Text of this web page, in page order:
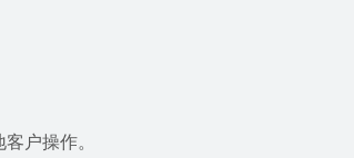
户操作。